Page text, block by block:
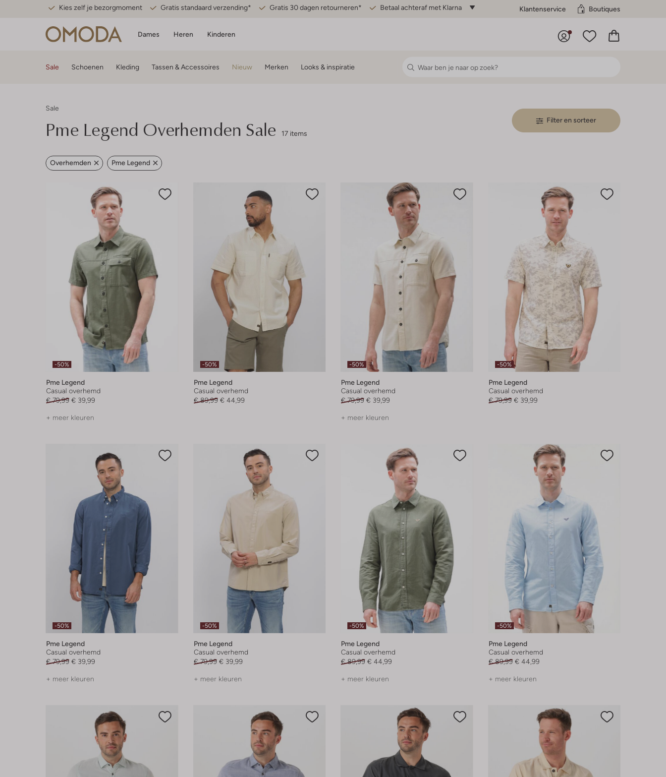
Kies zelf je bezorgmoment Gratis standaard verzending* Gratis 30 dagen retourneren* Betaal achteraf met Klarna Klantenservice Boutiques
Dames Heren Kinderen
Sale Schoenen Kleding Tassen & Accessoires Nieuw Merken Looks & inspiratie
Sale
Pme Legend Overhemden Sale 17 items
Filter en sorteer
Overhemden Pme Legend
-50%
Pme Legend
Casual overhemd
€ 79,99 € 39,99
+ meer kleuren
-50%
Pme Legend
Casual overhemd
€ 89,99 € 44,99
-50%
Pme Legend
Casual overhemd
€ 79,99 € 39,99
+ meer kleuren
-50%
Pme Legend
Casual overhemd
€ 79,99 € 39,99
-50%
Pme Legend
Casual overhemd
€ 79,99 € 39,99
+ meer kleuren
-50%
Pme Legend
Casual overhemd
€ 79,99 € 39,99
+ meer kleuren
-50%
Pme Legend
Casual overhemd
€ 89,99 € 44,99
+ meer kleuren
-50%
Pme Legend
Casual overhemd
€ 89,99 € 44,99
+ meer kleuren